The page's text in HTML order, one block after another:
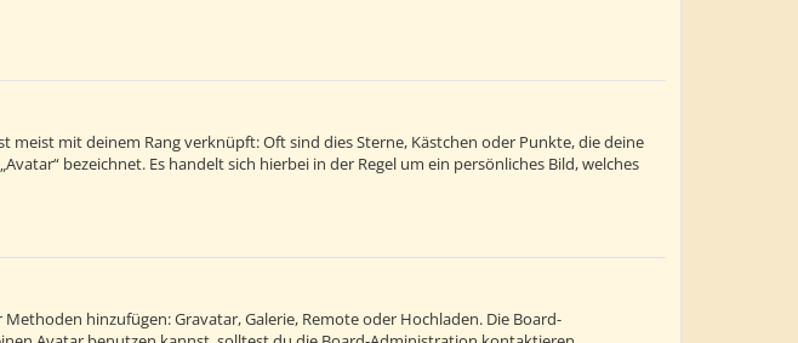
mit deinem Rang verknüpft: Oft sind dies Sterne, Kästchen oder Punkte, die deine
bezeichnet. Es handelt sich hierbei in der Regel um ein persönliches Bild, welches
hinzufügen: Gravatar, Galerie, Remote oder Hochladen. Die Board-